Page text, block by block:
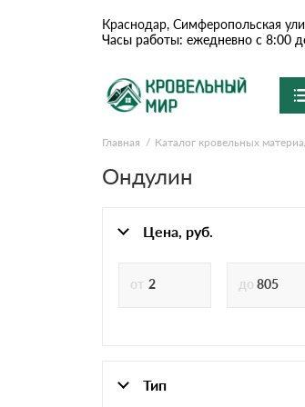
Краснодар, Симферопольская
Часы работы: ежедневно с 8:00
О компании
Вопросы-ответы
Главная Каталог кровельных
Ондулин
Цена, руб.
Тип